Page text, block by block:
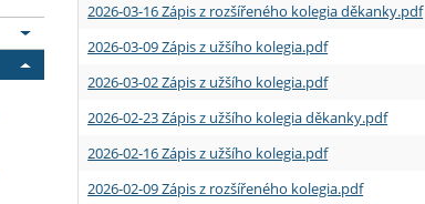
2026-03-16 Zápis z rozšířeného kolegia děkanky.pdf
2026-03-09 Zápis z užšího kolegia.pdf
2026-03-02 Zápis z užšího kolegia.pdf
2026-02-23 Zápis z užšího kolegia děkanky.pdf
2026-02-16 Zápis z užšího kolegia.pdf
2026-02-09 Zápis z rozšířeného kolegia.pdf